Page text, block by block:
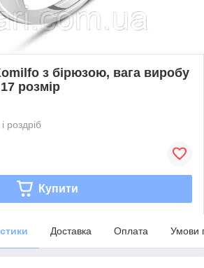
з бірюзою, вага виробу
розмір
роздріб
Купити
Доставка Оплата Умови